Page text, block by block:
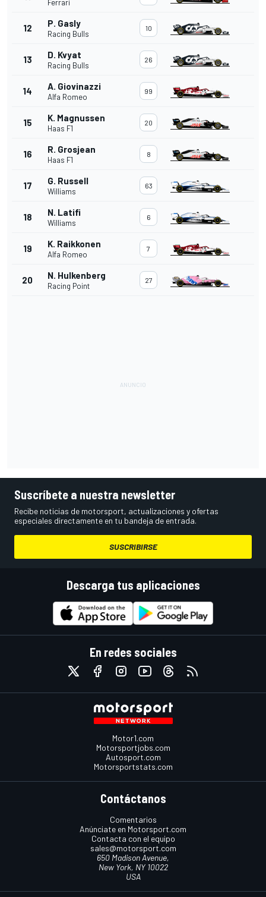
Ferrari
12 P. Gasly
Racing Bulls
10
13 D. Kvyat
Racing Bulls
26
14 A. Giovinazzi
Alfa Romeo
99
15 K. Magnussen
Haas F1
20
16 R. Grosjean
Haas F1
8
17 G. Russell
Williams
63
18 N. Latifi
Williams
6
19 K. Raikkonen
Alfa Romeo
7
20 N. Hulkenberg
Racing Point
27
Suscríbete a nuestra newsletter
Recibe noticias de motorsport, actualizaciones y ofertas
especiales directamente en tu bandeja de entrada.
SUSCRIBIRSE
Descarga tus aplicaciones
En redes sociales
Motor1.com
Motorsportjobs.com
Autosport.com
Motorsportstats.com
Contáctanos
Comentarios
Anúnciate en Motorsport.com
Contacta con el equipo
sales@motorsport.com
650 Madison Avenue,
New York, NY 10022
USA